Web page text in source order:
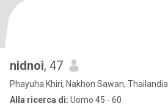
nidnoi, 47
Phayuha Khiri, Nakhon Sawan, Thailandia
Alla ricerca di: Uomo 45 - 60